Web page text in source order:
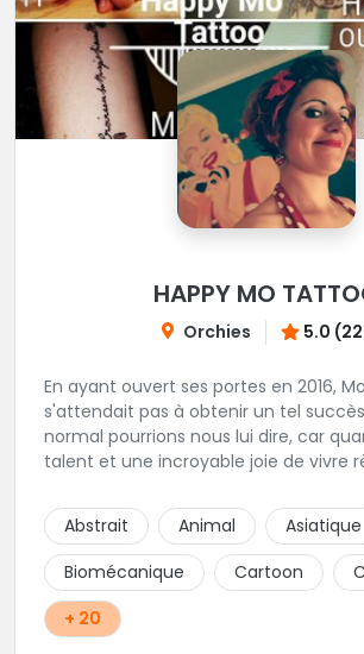
HAPPY MO
Orchies 5.0
En ayant ouvert ses portes en 2016,
s'attendait pas à obtenir un tel
normal pourrions nous lui dire, car
talent et une incroyable joie de vivre
personnes pointer le bout de leurs
n'est pas l'unique corde qu'elle
c'est assurément une de ses
Dotwork, et autres Ornementaux, ce
propose des tatouages aux motifs
traits assurés conçus spécialement
Abstrait Animal
Asiatique
Biomécanique
Cartoon
+ 20